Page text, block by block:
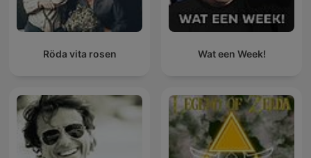
Röda vita rosen Wat een Week!